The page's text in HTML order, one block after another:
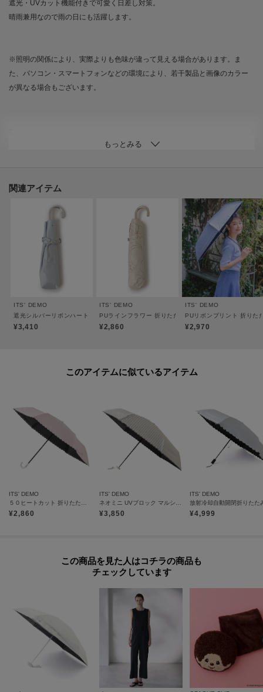
遮光・UVカット機能付きで可愛く日差し対策。
晴雨兼用なので雨の日にも活躍します。
※照明の関係により、実際よりも色味が違って見える場合があります。ま
た、パソコン・スマートフォンなどの環境により、若干製品と画像のカラー
が異なる場合もございます。
▽気になる商品はハートマークをクリック！
・お気に入り一覧からいつでもチェック
▽ブランドのお気に入り登録も！
・新商品やお得な情報をいち早くお知らせ
関連アイテム
ITS' DEMO
遮光シルバーリボンハート 折りたたみ傘 日傘
¥3,410
ITS' DEMO
PUラインフラワー 折りたたみ傘 日傘
¥2,860
ITS' DEMO
PUリボンプリント 折りた
¥2,970
このアイテムに似ているアイテム
ITS' DEMO
¥2,860
ITS' DEMO
¥3,850
ITS' DEMO
¥4,999
この商品を見た人はコチラの商品も
チェックしています